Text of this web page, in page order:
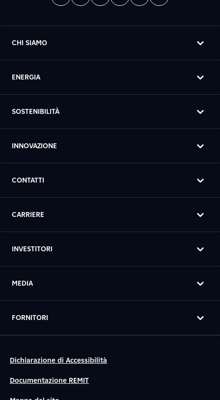
CHI SIAMO
ENERGIA
SOSTENIBILITÀ
INNOVAZIONE
CONTATTI
CARRIERE
INVESTITORI
MEDIA
FORNITORI
Dichiarazione di Accessibilità
Documentazione REMIT